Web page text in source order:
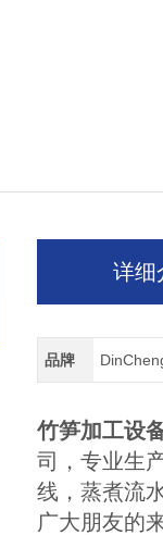
详细
品牌
竹笋加工设
司，专业生
线，蒸煮流
广大朋友的